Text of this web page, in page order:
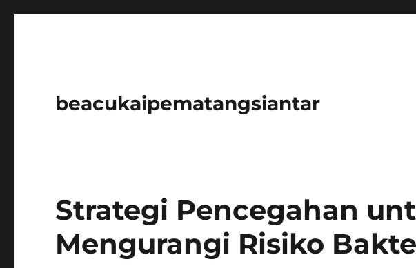
beacukaipematangsiantar
Strategi Pencegahan
Mengurangi Risiko